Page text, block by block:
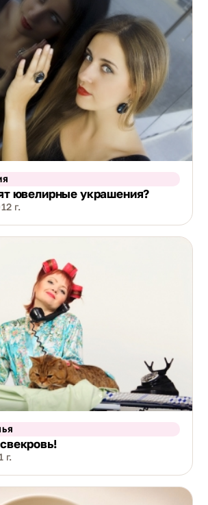
ювелирные украшения?
г.
г.